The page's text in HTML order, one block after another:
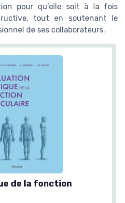
pour qu’elle soit à la fois
tout en soutenant le
de ses collaborateurs.
de la fonction